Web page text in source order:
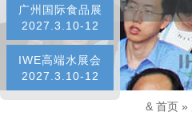
广州国际食品展
2027.3.10-12
IWE高端水展会
2027.3.10-12
& 首页 »